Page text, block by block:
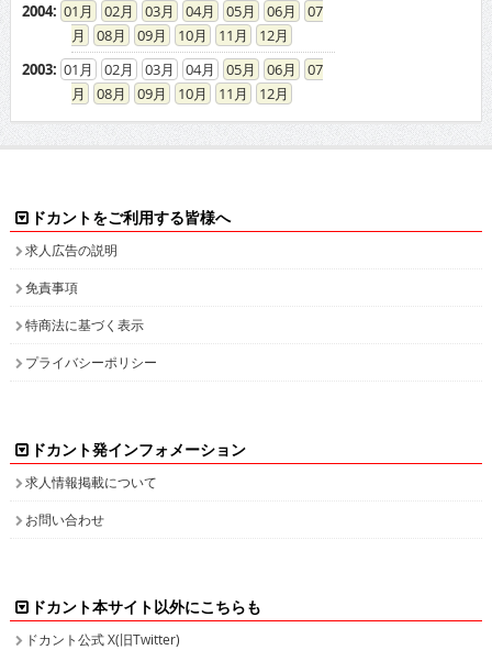
2004: 01 02 03 04 05 06
07
08
09 10 11
12
2003: 01 02 03 04 05 06
07
08
09 10 11 12
ドカントをご利用する皆様へ
求人広告の説明
免責事項
特商法に基づく表示
プライバシーポリシー
ドカント発インフォメーション
求人情報掲載について
お問い合わせ
ドカント本サイト以外にこちらも
ドカント公式 X(旧Twitter)